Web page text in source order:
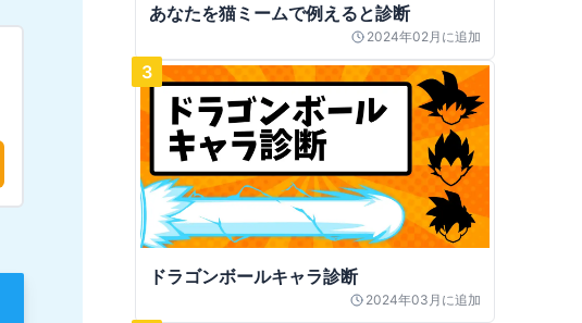
あなたを猫ミームで例えると診断
2024年02月 に追加
3
ドラゴンボールキャラ診断
2024年03月 に追加